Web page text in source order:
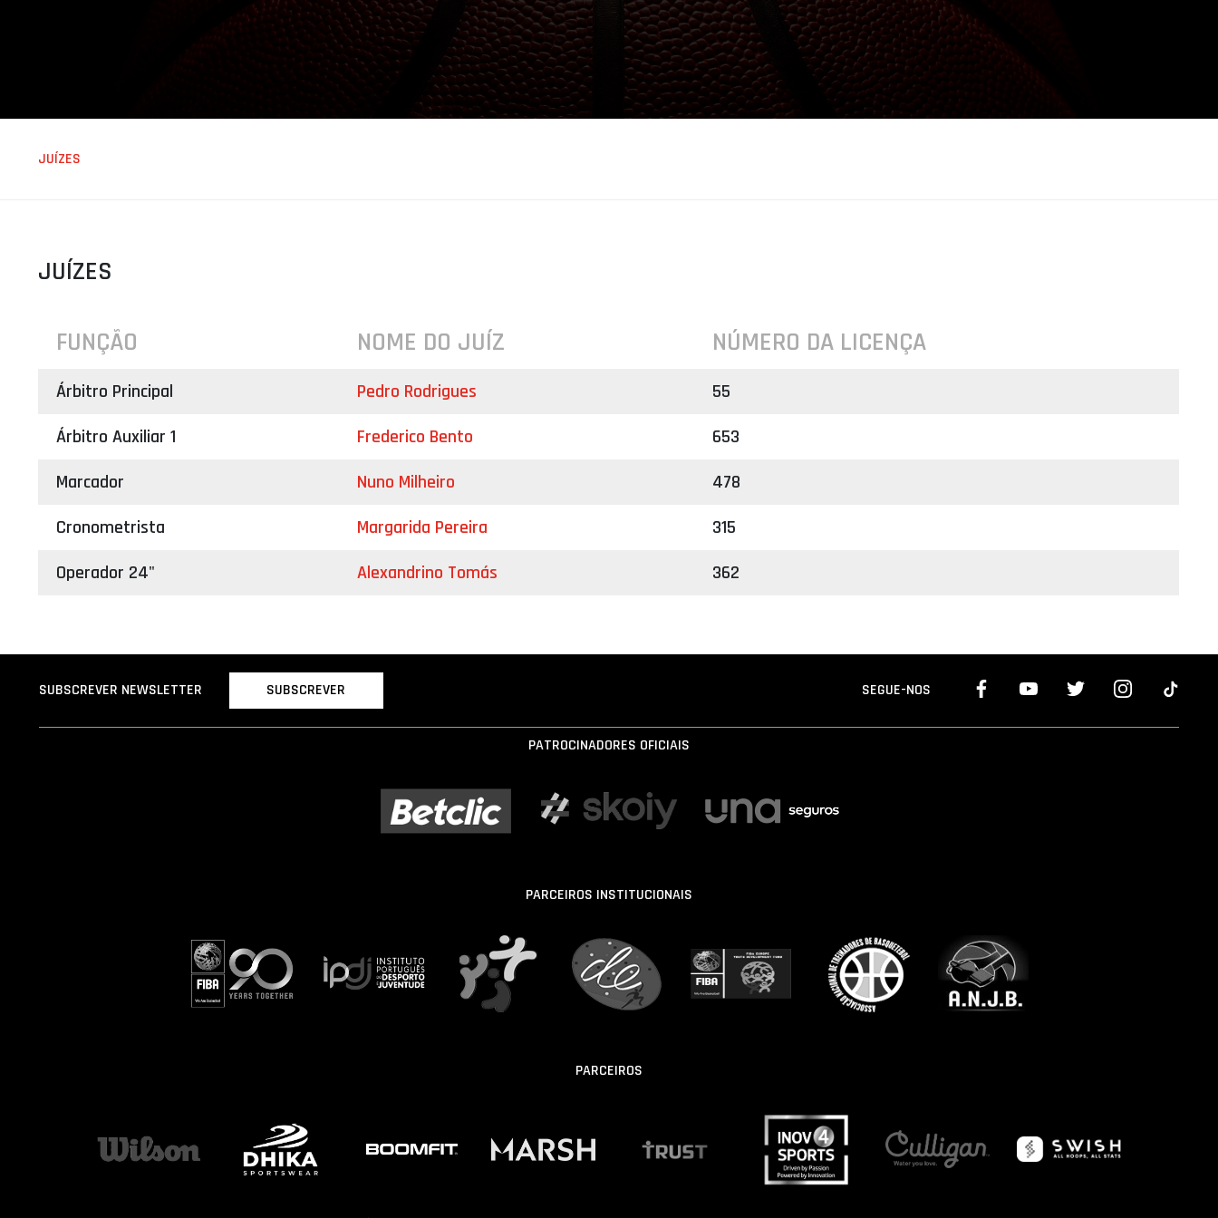
JUÍZES
JUÍZES
FUNÇÃO NOME DO JUÍZ NÚMERO DA LICENÇA
Árbitro Principal Pedro Rodrigues
55
Árbitro Auxiliar 1
Frederico Bento
653
Marcador
Nuno Milheiro
478
Cronometrista
Margarida Pereira
315
Operador 24"
Alexandrino Tomás 362
SUBSCREVER NEWSLETTER SUBSCREVER SEGUE-NOS
PATROCINADORES OFICIAIS
PARCEIROS INSTITUCIONAIS
PARCEIROS